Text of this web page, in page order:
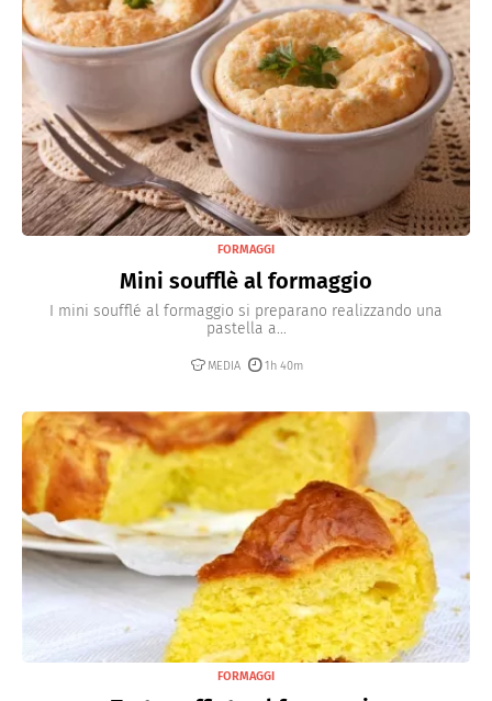
FORMAGGI
Mini soufflè al formaggio
I mini soufflé al formaggio si preparano realizzando una
pastella a...
MEDIA 1h 40m
FORMAGGI